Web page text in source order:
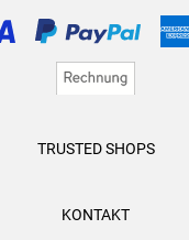
TRUSTED SHOPS
KONTAKT